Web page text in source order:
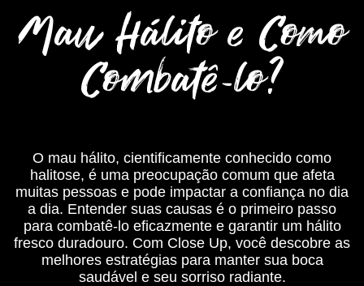
Mau Hálito e Como
Combatê-lo?
O mau hálito, cientificamente conhecido como
halitose, é uma preocupação comum que afeta
muitas pessoas e pode impactar a confiança no dia
a dia. Entender suas causas é o primeiro passo
para combatê-lo eficazmente e garantir um hálito
fresco duradouro. Com Close Up, você descobre as
melhores estratégias para manter sua boca
saudável e seu sorriso radiante.